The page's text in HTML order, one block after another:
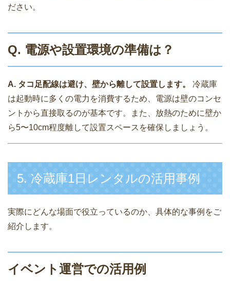
ださい。
Q. 電源や設置環境の準備は？
A. タコ足配線は避け、壁から離して設置します。
冷蔵庫
は起動時に多くの電力を消費するため、電源は壁のコンセ
ントから直接取るのが基本です。また、放熱のために壁か
ら5〜10cm程度離して設置スペースを確保しましょう。
5. 冷蔵庫1日レンタルの活用事例
実際にどんな場面で役立っているのか、具体的な事例をご
紹介します。
イベント運営での活用例